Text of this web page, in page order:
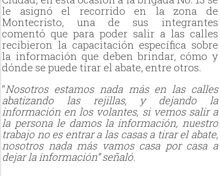
le asignó el recorrido en la zona de
Montecristo, una de sus integrantes
comentó que para poder salir a las calles
recibieron la capacitación específica sobre
la información que deben brindar, cómo y
dónde se puede tirar el abate, entre otros.
“Nosotros estamos nada más en las calles
abatizando las rejillas, y dejando la
información en los volantes, si vemos salir a
la persona le damos la información, nuestro
trabajo no es entrar a las casas a tirar el abate,
nosotros nada más vamos casa por casa a
dejar la información” señaló.